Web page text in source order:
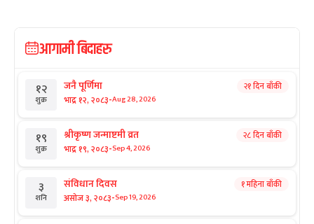
आगामी बिदाहरु
१२
शुक्र
जनै पूर्णिमा
भाद्र १२, २०८३-Aug 28, 2026
२१ दिन बाँकी
१९
शुक्र
श्रीकृष्ण जन्माष्टमी व्रत
भाद्र १९, २०८३-Sep 4, 2026
२८ दिन बाँकी
३
शनि
संविधान दिवस
असोज ३, २०८३-Sep 19, 2026
१ महिना बाँकी